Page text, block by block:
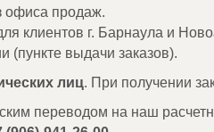
офиса продаж.
клиентов г. Барнаула и
(пункте выдачи заказов).
лиц. При получении
переводом на наш